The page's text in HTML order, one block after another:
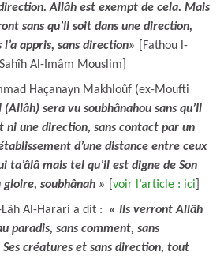
Allâh est exempt de cela. Mais
sans qu’Il soit dans une direction,
appris, sans direction»
[Fathou l-
Al-Imâm Mouslim]
Haçanayn Makhloûf (ex-Moufti
(Allâh) sera vu soubhânahou sans qu’Il
ni une direction, sans contact par un
d’une distance entre ceux
ta’âlâ mais tel qu’il est digne de Son
soubhânah »
voir l’article : ici
Lâh Al-Harari a dit : « Ils verront Allâh
paradis, sans comment, sans
Ses créatures et sans direction, tout